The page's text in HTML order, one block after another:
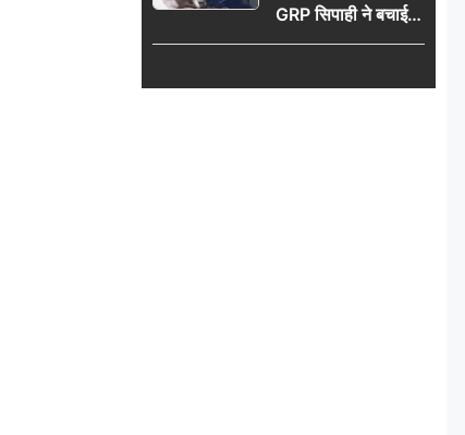
GRP सिपाही ने बचाई
महिला की जान, चलती
हादसा टला; घटना